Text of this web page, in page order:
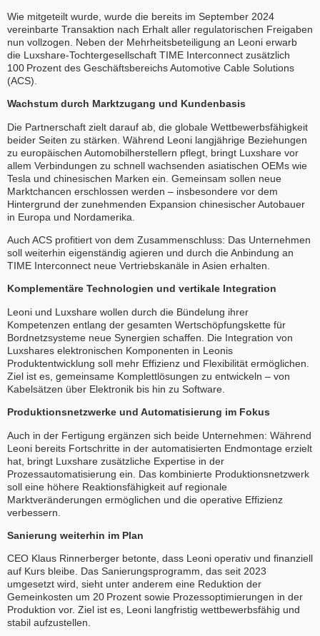
Wie mitgeteilt wurde, wurde die bereits im September 2024
vereinbarte Transaktion nach Erhalt aller regulatorischen Freigaben
nun vollzogen. Neben der Mehrheitsbeteiligung an Leoni erwarb
die Luxshare-Tochtergesellschaft TIME Interconnect zusätzlich
100 Prozent des Geschäftsbereichs Automotive Cable Solutions
(ACS).
Wachstum durch Marktzugang und Kundenbasis
Die Partnerschaft zielt darauf ab, die globale Wettbewerbsfähigkeit
beider Seiten zu stärken. Während Leoni langjährige Beziehungen
zu europäischen Automobilherstellern pflegt, bringt Luxshare vor
allem Verbindungen zu schnell wachsenden asiatischen OEMs wie
Tesla und chinesischen Marken ein. Gemeinsam sollen neue
Marktchancen erschlossen werden – insbesondere vor dem
Hintergrund der zunehmenden Expansion chinesischer Autobauer
in Europa und Nordamerika.
Auch ACS profitiert von dem Zusammenschluss: Das Unternehmen
soll weiterhin eigenständig agieren und durch die Anbindung an
TIME Interconnect neue Vertriebskanäle in Asien erhalten.
Komplementäre Technologien und vertikale Integration
Leoni und Luxshare wollen durch die Bündelung ihrer
Kompetenzen entlang der gesamten Wertschöpfungskette für
Bordnetzsysteme neue Synergien schaffen. Die Integration von
Luxshares elektronischen Komponenten in Leonis
Produktentwicklung soll mehr Effizienz und Flexibilität ermöglichen.
Ziel ist es, gemeinsame Komplettlösungen zu entwickeln – von
Kabelsätzen über Elektronik bis hin zu Software.
Produktionsnetzwerke und Automatisierung im Fokus
Auch in der Fertigung ergänzen sich beide Unternehmen: Während
Leoni bereits Fortschritte in der automatisierten Endmontage erzielt
hat, bringt Luxshare zusätzliche Expertise in der
Prozessautomatisierung ein. Das kombinierte Produktionsnetzwerk
soll eine höhere Reaktionsfähigkeit auf regionale
Marktveränderungen ermöglichen und die operative Effizienz
verbessern.
Sanierung weiterhin im Plan
CEO Klaus Rinnerberger betonte, dass Leoni operativ und finanziell
auf Kurs bleibe. Das Sanierungsprogramm, das seit 2023
umgesetzt wird, sieht unter anderem eine Reduktion der
Gemeinkosten um 20 Prozent sowie Prozessoptimierungen in der
Produktion vor. Ziel ist es, Leoni langfristig wettbewerbsfähig und
stabil aufzustellen.